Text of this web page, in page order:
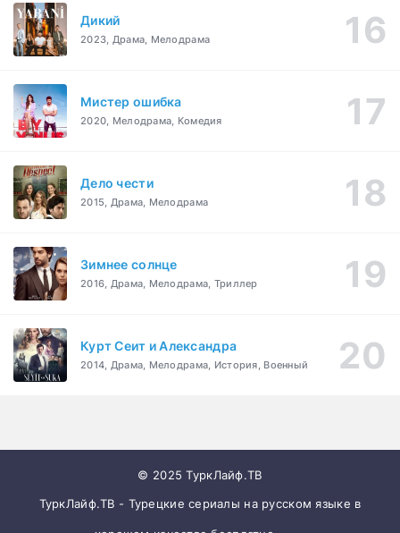
Дикий
2023, Драма, Мелодрама
Мистер ошибка
2020, Мелодрама, Комедия
Дело чести
2015, Драма, Мелодрама
Зимнее солнце
2016, Драма, Мелодрама, Триллер
Курт Сеит и Александра
2014, Драма, Мелодрама, История, Военный
© 2025 ТуркЛайф.ТВ
ТуркЛайф.ТВ - Турецкие сериалы на русском языке в